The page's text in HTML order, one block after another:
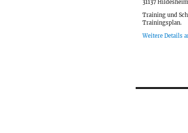
31137
Training und
Trainingsplan.
Weitere Details